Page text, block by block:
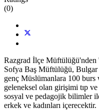
(0)
Razgrad İlçe Müftülüğü'nden
Sofya Baş Müftülüğü,
genç Müslümanlara 100
geleneksel olan girişimi tıp
sosyal ve pedagojik bilimler
erkek ve kadınları içerecektir.